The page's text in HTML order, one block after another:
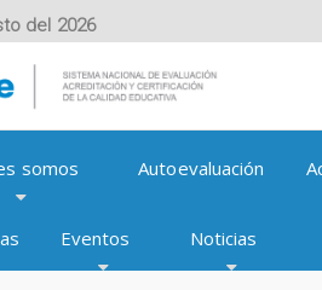
del 2026
somos Autoevaluación
Eventos Noticias